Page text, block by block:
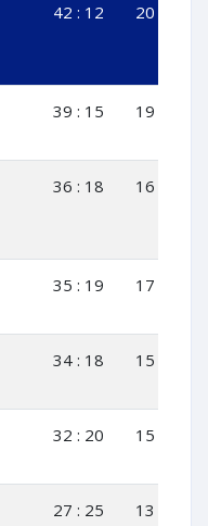
42 : 12 20
39 : 15 19
36 : 18 16
35 : 19 17
34 : 18 15
32 : 20 15
27 : 25 13